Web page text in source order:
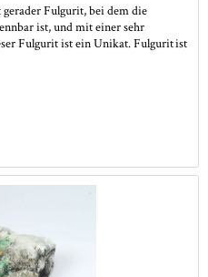
gerader Fulgurit, bei dem die
ist, und mit einer sehr
Fulgurit ist ein Unikat. Fulgurit ist